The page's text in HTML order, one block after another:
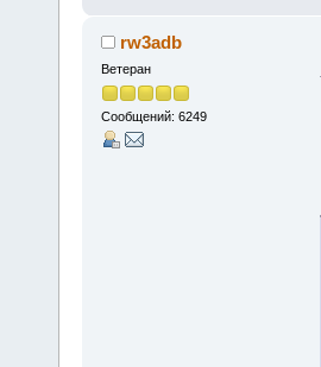
rw3adb
Ветеран
Сообщений: 6249